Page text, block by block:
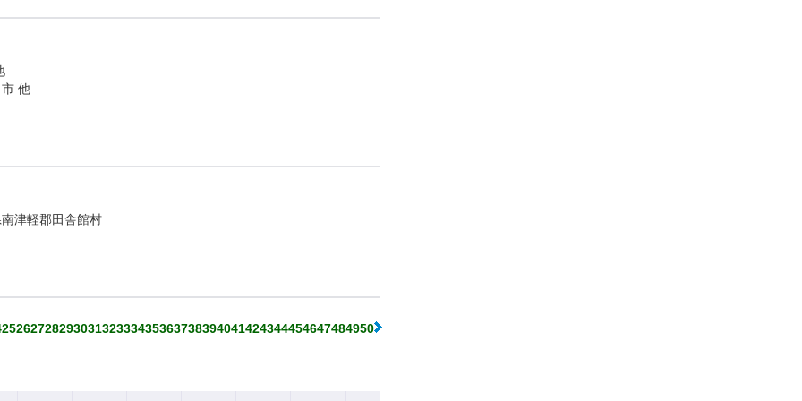
他
津軽郡田舎館村
2526272829303132333435363738394041424344454647484950